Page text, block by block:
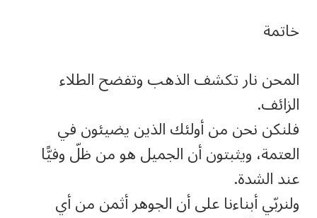
خاتمة
المحن نار تكشف الذهب وتفضح الطلاء
الزائف.
فلنكن نحن من أولئك الذين يضيئون في
العتمة، ويثبتون أن الجميل هو من ظلّ وفيًّا
عند الشدة.
ولنربّي أبناءنا على أن الجوهر أثمن من أي